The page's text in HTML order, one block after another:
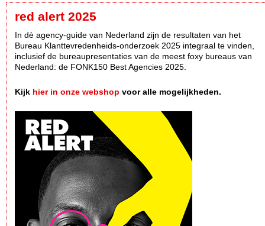
red alert 2025
In dè agency-guide van Nederland zijn de resultaten van het
Bureau Klanttevredenheids-onderzoek 2025 integraal te vinden,
inclusief de bureaupresentaties van de meest foxy bureaus van
Nederland: de FONK150 Best Agencies 2025.
Kijk hier in onze webshop voor alle mogelijkheden.